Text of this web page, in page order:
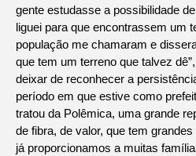
gente estudasse a possibilidade
liguei para que encontrassem um
população me chamaram e
que tem um terreno que talvez
deixar de reconhecer a
período em que estive como
tratou da Polêmica, uma grande
de fibra, de valor, que tem
já proporcionamos a muitas